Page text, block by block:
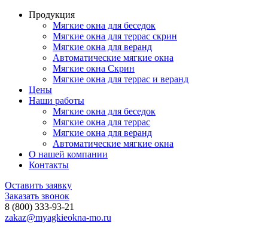
Продукция
Мягкие окна для беседок
Мягкие окна для террас скрин
Мягкие окна для веранд
Автоматические мягкие окна
Мягкие окна Скрин
Мягкие окна для террас и веранд
Цены
Наши работы
Мягкие окна для беседок
Мягкие окна для террас
Мягкие окна для веранд
Автоматические мягкие окна
О нашей компании
Контакты
Оставить заявку
Заказать звонок
8 (800) 333-93-21
zakaz@myagkieokna-mo.ru